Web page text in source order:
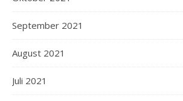
September 2021
August 2021
Juli 2021